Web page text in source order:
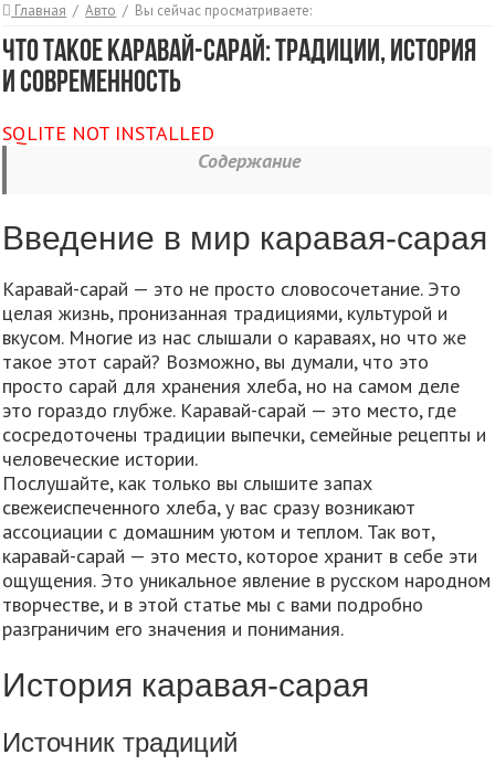
Главная / Авто / Вы сейчас просматриваете:
Что такое каравай-сарай: традиции, история
и современность
SQLITE NOT INSTALLED
Содержание
Введение в мир каравая-сарая
Каравай-сарай — это не просто словосочетание. Это
целая жизнь, пронизанная традициями, культурой и
вкусом. Многие из нас слышали о караваях, но что же
такое этот сарай? Возможно, вы думали, что это
просто сарай для хранения хлеба, но на самом деле
это гораздо глубже. Каравай-сарай — это место, где
сосредоточены традиции выпечки, семейные рецепты и
человеческие истории.
Послушайте, как только вы слышите запах
свежеиспеченного хлеба, у вас сразу возникают
ассоциации с домашним уютом и теплом. Так вот,
каравай-сарай — это место, которое хранит в себе эти
ощущения. Это уникальное явление в русском народном
творчестве, и в этой статье мы с вами подробно
разграничим его значения и понимания.
История каравая-сарая
Источник традиций